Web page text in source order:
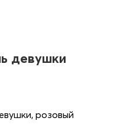
девушки
розовый